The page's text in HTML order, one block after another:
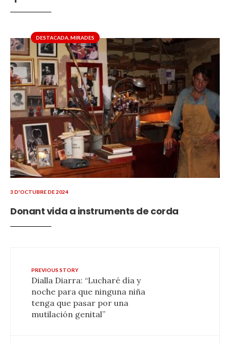
DESTACADA MIRADES
3 D'OCTUBRE DE 2024
Donant vida a instruments de corda
PREVIOUS STORY
Dialla Diarra: “Lucharé día y
noche para que ninguna niña
tenga que pasar por una
mutilación genital”